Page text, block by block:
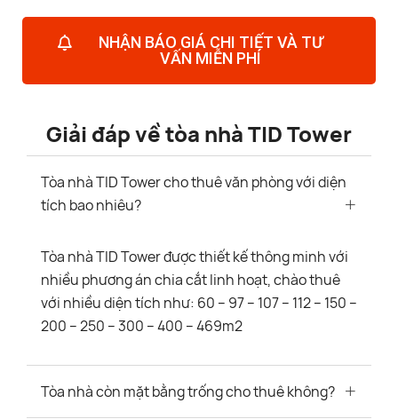
NHẬN BÁO GIÁ CHI TIẾT VÀ TƯ
VẤN MIỄN PHÍ
Giải đáp về tòa nhà TID Tower
Tòa nhà TID Tower cho thuê văn phòng với diện
tích bao nhiêu?
Tòa nhà TID Tower được thiết kế thông minh với
nhiều phương án chia cắt linh hoạt, chào thuê
với nhiều diện tích như: 60 – 97 – 107 – 112 – 150 –
200 – 250 – 300 – 400 – 469m2
Tòa nhà còn mặt bằng trống cho thuê không?